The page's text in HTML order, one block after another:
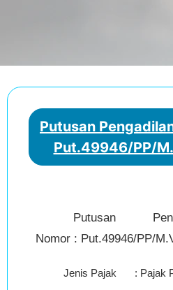
Putusan
Put.49946/PP/
Putusan
Nomor : Put.49946/PP/
Jenis Pajak : Pajak